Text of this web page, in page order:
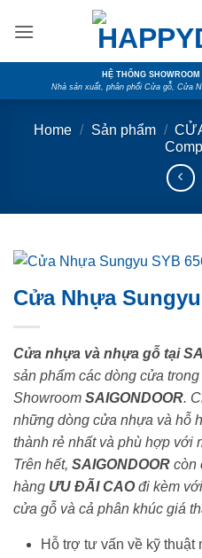
HỆ THỐNG
Nhà sản xuất, phân phối Cửa gỗ, Cửa
Home / Sản phẩm /
Cửa Nhựa
Cửa nhựa và nhựa gỗ tại
sản phẩm các dòng cửa
Showroom SAIGONDOOR.
những dòng cửa nhựa và hỗ
thành rẻ nhất và phù hợp với
Trên hết, SAIGONDOOR còn
hàng ƯU ĐÃI CAOđi kèm
cửa gỗ và cả phân khúc giá
Hỗ trợ tư vấn về kỹ thuật